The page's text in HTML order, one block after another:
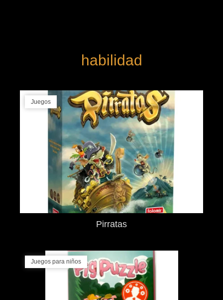
habilidad
Juegos
Pirratas
Juegos para niños